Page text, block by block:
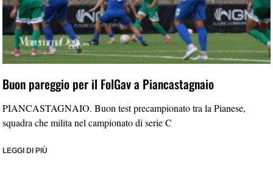
Buon pareggio per il FolGav a Piancastagnaio
PIANCASTAGNAIO. Buon test precampionato tra la Pianese,
squadra che milita nel campionato di serie C
LEGGI DI PIÙ